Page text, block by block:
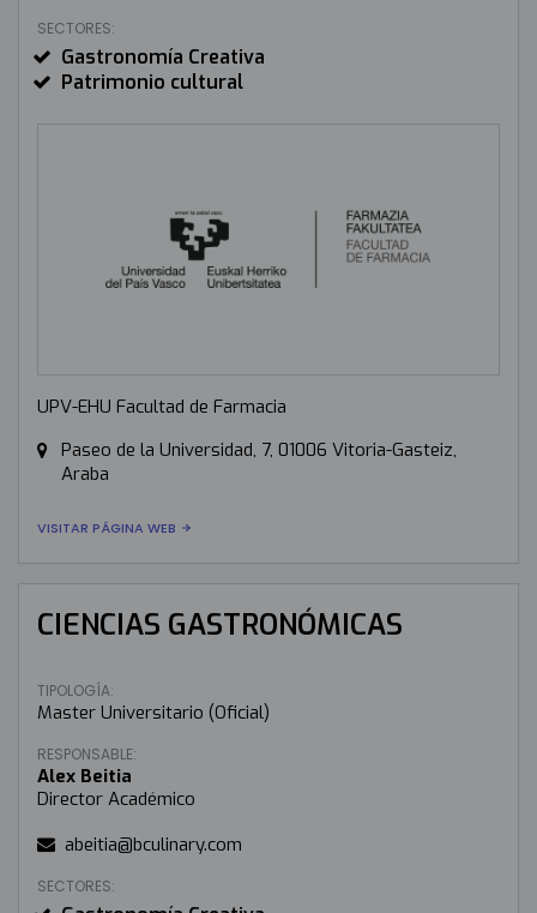
SECTORES:
Gastronomía Creativa
Patrimonio cultural
UPV-EHU Facultad de Farmacia
Paseo de la Universidad, 7, 01006 Vitoria-Gasteiz,
Araba
VISITAR PÁGINA WEB
CIENCIAS GASTRONÓMICAS
TIPOLOGÍA:
Master Universitario (Oficial)
RESPONSABLE:
Alex Beitia
Director Académico
abeitia@bculinary.com
SECTORES: